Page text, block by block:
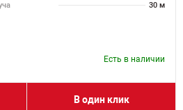
30 м
Есть в наличии
В один клик